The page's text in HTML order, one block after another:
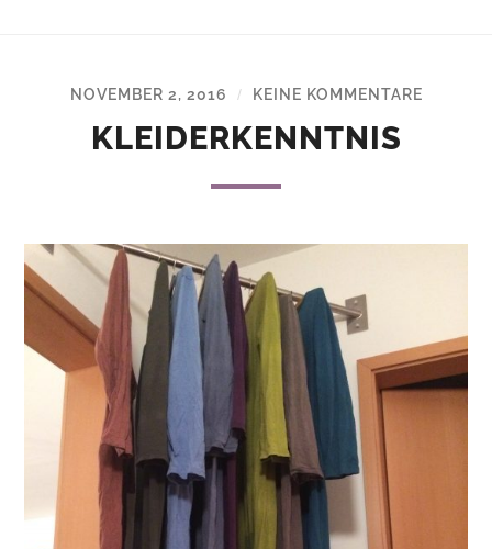
NOVEMBER 2, 2016 / KEINE KOMMENTARE
KLEIDERKENNTNIS